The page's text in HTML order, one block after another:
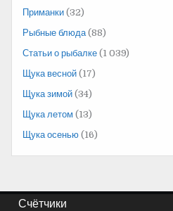
Приманки (32)
Рыбные блюда (88)
Статьи о рыбалке (1 039)
Щука весной (17)
Щука зимой (34)
Щука летом (13)
Щука осенью (16)
Счётчики